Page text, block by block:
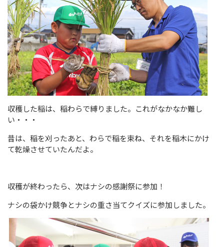
収穫した稲は、稲わらで縛りました。これがなかなか難し
い・・・
昔は、稲を刈ったあと、わらで稲を束ね、それを稲木にかけ
て乾燥させていたんだよ。
収穫が終わったら、次はナシの感謝祭に参加！
ナシの袋かけ競争とナシの重さ当てクイズに参加しました。